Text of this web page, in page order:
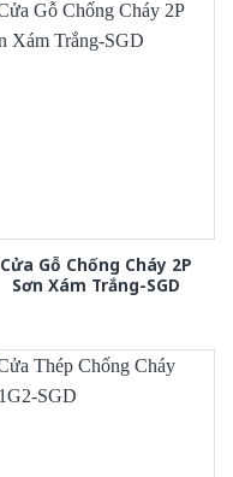
Cửa Gỗ Chống Cháy 2P
Sơn Xám Trắng-SGD